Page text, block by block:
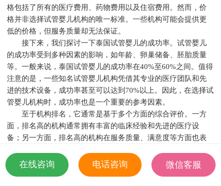
格包括了所有的医疗费用、药物费用以及住宿费用。然而，价
格并非选择试管婴儿机构的唯一标准。一些机构可能会提供更
低的价格，但服务质量却无法保证。
接下来，我们探讨一下泰国试管婴儿的成功率。试管婴儿
的成功率受到多种因素的影响，如年龄、卵巢储备、胚胎质量
等。一般来说，泰国试管婴儿的成功率在40%至60%之间。值得
注意的是，一些知名试管婴儿机构凭借其专业的医疗团队和先
进的技术设备，成功率甚至可以达到70%以上。因此，在选择试
管婴儿机构时，成功率也是一个重要的参考因素。
至于机构排名，它通常是基于多个方面的综合评价。一方
面，排名高的机构通常拥有丰富的临床经验和先进的医疗设
备；另一方面，排名高的机构在服务质量、满意度等方面也表
1. 泰国曼谷国际生殖中心（BIRCH）
2. 泰国曼谷生殖中心（BRC）
在线咨询 电话咨询
微信客服